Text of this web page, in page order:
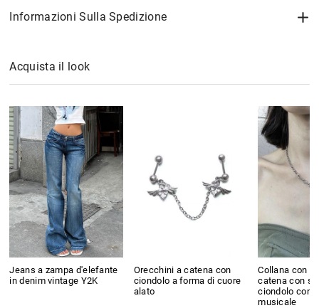
Informazioni Sulla Spedizione
Acquista il look
Jeans a zampa d'elefante
in denim vintage Y2K
Orecchini a catena con
ciondolo a forma di cuore
alato
Collana con
catena con
ciondolo con
musicale